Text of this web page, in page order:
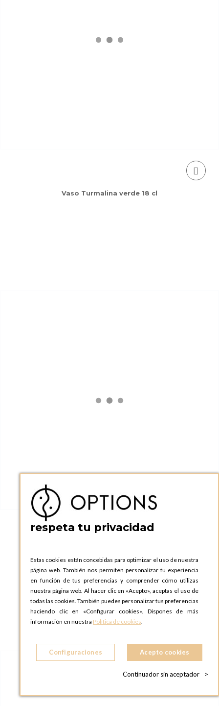
Vaso Turmalina verde 18 cl
respeta tu privacidad
Estas cookies están concebidas para optimizar el uso de nuestra
página web. También nos permiten personalizar tu experiencia
en función de tus preferencias y comprender cómo utilizas
nuestra página web. Al hacer clic en «Acepto», aceptas el uso de
todas las cookies. También puedes personalizar tus preferencias
haciendo clic en «Configurar cookies». Dispones de más
información en nuestra Política de cookies.
Configuraciones Acepto cookies
Continuador sin aceptador >